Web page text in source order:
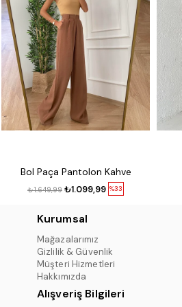
Bol Paça Pantolon Kahve
%33
₺1.099,99
₺1.649,99
Kurumsal
Mağazalarımız
Gizlilik & Güvenlik
Müşteri Hizmetleri
Hakkımızda
Alışveriş Bilgileri